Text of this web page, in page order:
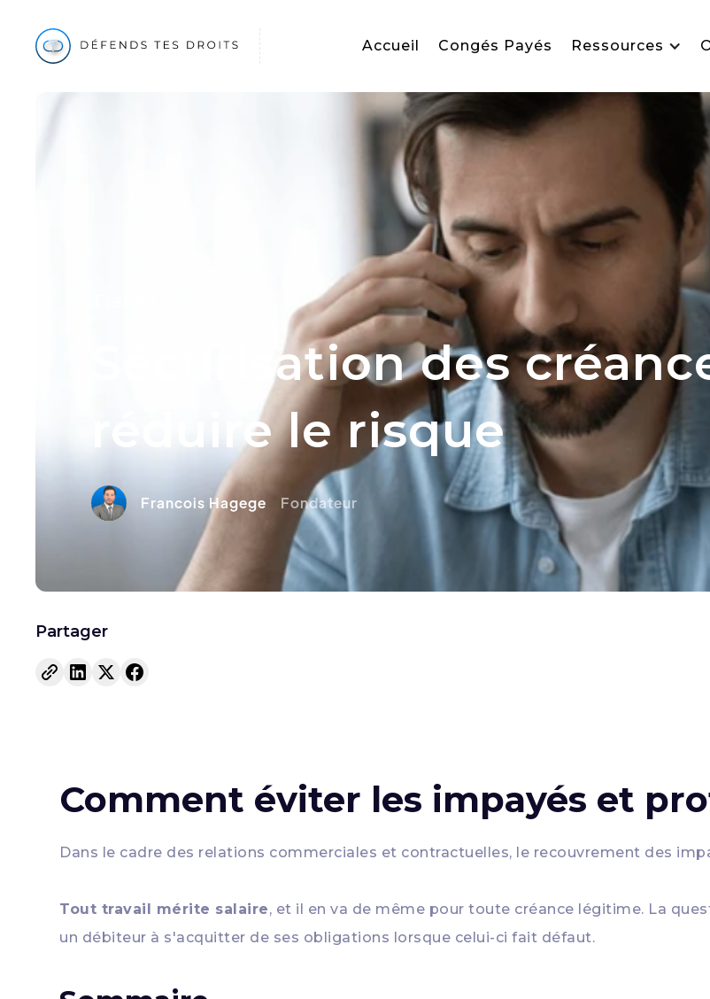
Accueil Congés Payés Ressources
Sécurisation des
réduire le risque
Francois Hagege Fondateur
Partager
Comment éviter les impayés et
Dans le cadre des relations commerciales et contractuelles, le recouvrement des
Tout travail mérite salaire, et il en va de même pour toute créance légitime. La
un débiteur à s'acquitter de ses obligations lorsque celui-ci fait défaut.